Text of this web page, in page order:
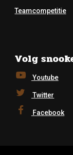
Teamcompetitie
Volg
Youtube
Twitter
Facebook